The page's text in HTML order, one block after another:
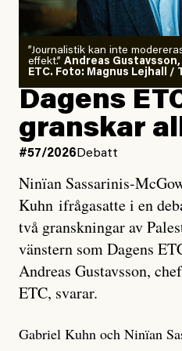
”Journalistik kan inte
effekt.” Andreas
ETC. Foto: Magnus Lejhall /
Dagens
granskar
#57/2026 Debatt
Ninïan Sassarinis-
Kuhn ifrågasatte i en
två granskningar av
vänstern som Dagens
Andreas Gustavsson,
ETC, svarar.
Gabriel Kuhn och Ninïan